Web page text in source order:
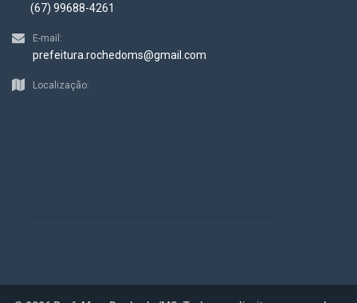
(67) 99688-4261
E-mail:
prefeitura.rochedoms@gmail.com
Localização: